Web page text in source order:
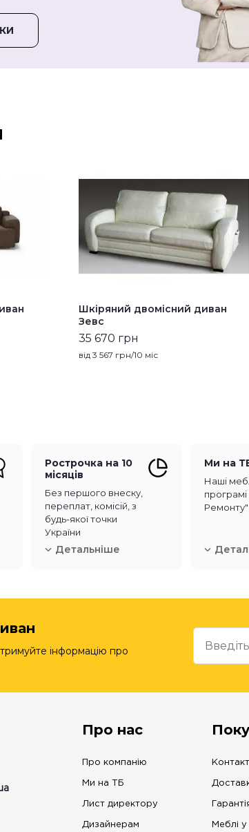
Шкіряний двомісний диван
Зевс
35 670 грн
від 3 567 грн/10 міс
Рострочка на 10
місяців
Без першого внеску,
переплат, комісій, з
будь-якої точки
України
Детальніше
Ми на
Наші
Ремонту"
інформацію про
Про нас
Про компанію
Ми на ТБ
Лист директору
Дизайнерам Меблі